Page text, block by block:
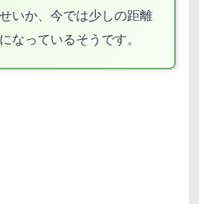
いか、今では少しの距離
なっているそうです。